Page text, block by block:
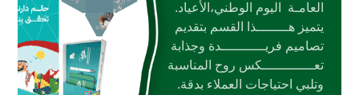
العامـة اليوم الوطني،الأعياد.
يتميز هــــــــذا القسم بتقديم
تصاميم فريـــــــــــدة وجذابة
تعـــــــــــــكس روح المناسبة
وتلبي احتياجات العملاء بدقة.